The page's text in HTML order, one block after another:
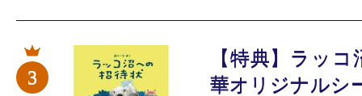
3
【特典】ラッ
華オリジナルシ